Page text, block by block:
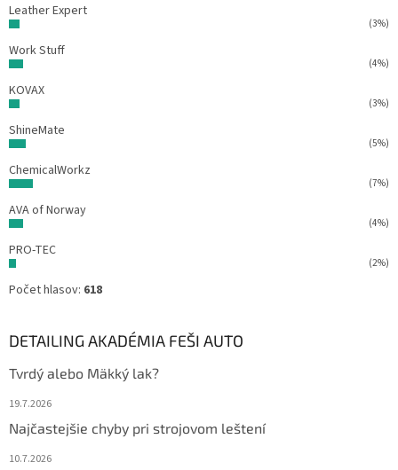
Leather Expert
(3%)
Work Stuff
(4%)
KOVAX
(3%)
ShineMate
(5%)
ChemicalWorkz
(7%)
AVA of Norway
(4%)
PRO-TEC
(2%)
Počet hlasov: 618
DETAILING AKADÉMIA FEŠI AUTO
Tvrdý alebo Mäkký lak?
19.7.2026
Najčastejšie chyby pri strojovom leštení
10.7.2026